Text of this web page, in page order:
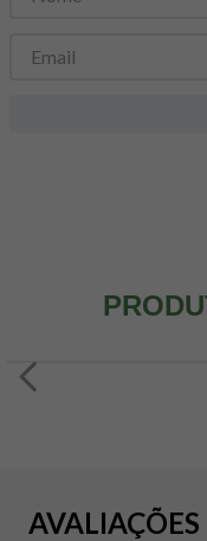
AVALIAÇÕES
8º snack proteico
9 psyllium